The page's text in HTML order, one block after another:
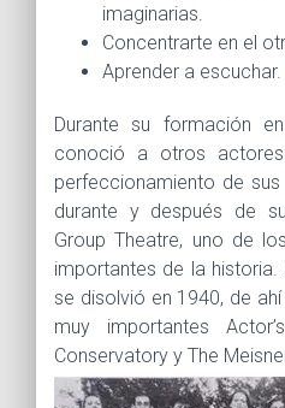
imaginarias.
Concentrarte en el
Aprender a escuchar.
Durante su formación
conoció a otros
perfeccionamiento de
durante y después de
Group Theatre, uno de
importantes de la
se disolvió en 1940, de
muy importantes
Conservatory y The